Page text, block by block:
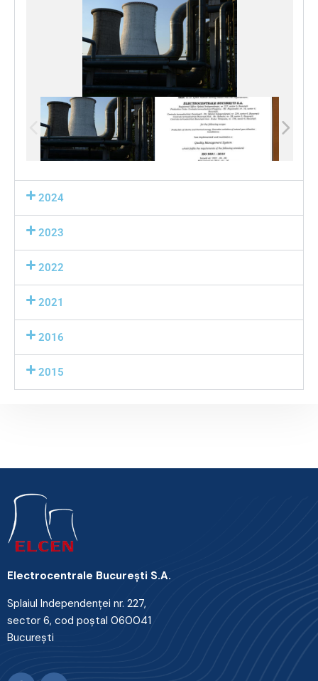
2024
2023
2022
2021
2016
2015
Electrocentrale Bucureşti S.A.
Splaiul Independenţei nr. 227,
sector 6, cod poştal 060041
Bucureşti